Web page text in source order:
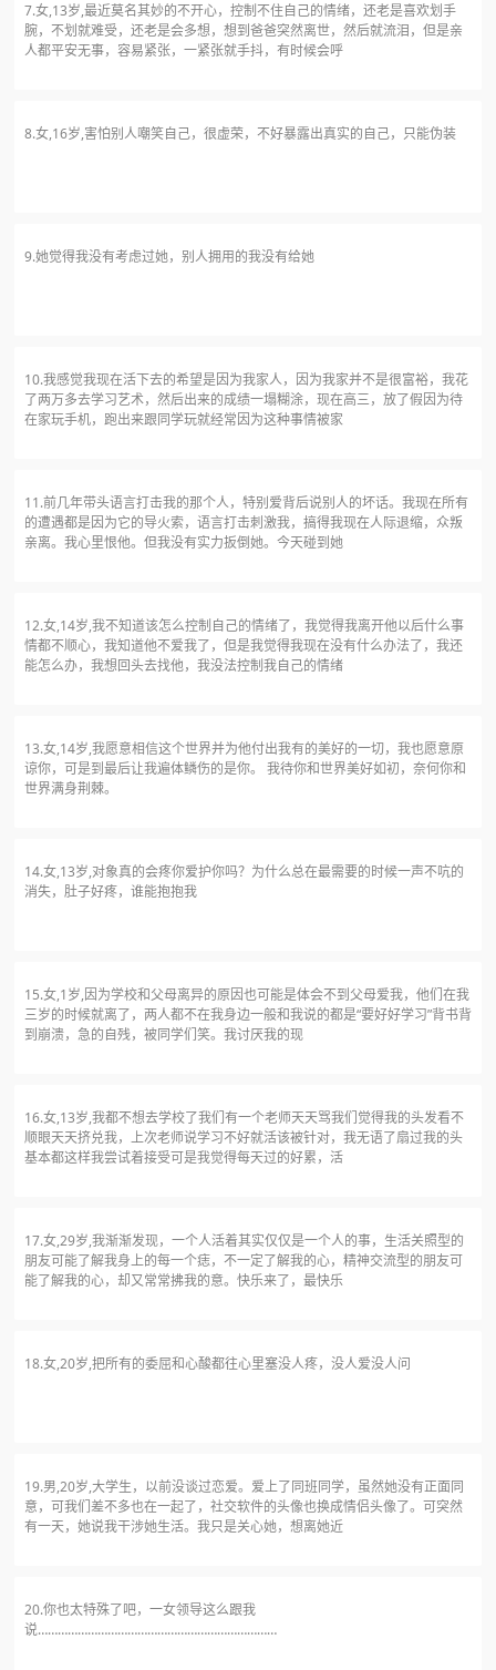
7.女,13岁,最近莫名其妙的不开心，控制不住自己的情绪，还老是喜欢划手
腕，不划就难受，还老是会多想，想到爸爸突然离世，然后就流泪，但是亲
人都平安无事，容易紧张，一紧张就手抖，有时候会呼
8.女,16岁,害怕别人嘲笑自己，很虚荣，不好暴露出真实的自己，只能伪装
9.她觉得我没有考虑过她，别人拥用的我没有给她
10.我感觉我现在活下去的希望是因为我家人，因为我家并不是很富裕，我花
了两万多去学习艺术，然后出来的成绩一塌糊涂，现在高三，放了假因为待
在家玩手机，跑出来跟同学玩就经常因为这种事情被家
11.前几年带头语言打击我的那个人，特别爱背后说别人的坏话。我现在所有
的遭遇都是因为它的导火索，语言打击刺激我，搞得我现在人际退缩，众叛
亲离。我心里恨他。但我没有实力扳倒她。今天碰到她
12.女,14岁,我不知道该怎么控制自己的情绪了，我觉得我离开他以后什么事
情都不顺心，我知道他不爱我了，但是我觉得我现在没有什么办法了，我还
能怎么办，我想回头去找他，我没法控制我自己的情绪
13.女,14岁,我愿意相信这个世界并为他付出我有的美好的一切，我也愿意原
谅你，可是到最后让我遍体鳞伤的是你。 我待你和世界美好如初，奈何你和
世界满身荆棘。
14.女,13岁,对象真的会疼你爱护你吗？为什么总在最需要的时候一声不吭的
消失，肚子好疼，谁能抱抱我
15.女,1岁,因为学校和父母离异的原因也可能是体会不到父母爱我，他们在我
三岁的时候就离了，两人都不在我身边一般和我说的都是“要好好学习”背书背
到崩溃，急的自残，被同学们笑。我讨厌我的现
16.女,13岁,我都不想去学校了我们有一个老师天天骂我们觉得我的头发看不
顺眼天天挤兑我，上次老师说学习不好就活该被针对，我无语了扇过我的头
基本都这样我尝试着接受可是我觉得每天过的好累，活
17.女,29岁,我渐渐发现，一个人活着其实仅仅是一个人的事，生活关照型的
朋友可能了解我身上的每一个痣，不一定了解我的心，精神交流型的朋友可
能了解我的心，却又常常拂我的意。快乐来了，最快乐
18.女,20岁,把所有的委屈和心酸都往心里塞没人疼，没人爱没人问
19.男,20岁,大学生，以前没谈过恋爱。爱上了同班同学，虽然她没有正面同
意，可我们差不多也在一起了，社交软件的头像也换成情侣头像了。可突然
有一天，她说我干涉她生活。我只是关心她，想离她近
20.你也太特殊了吧，一女领导这么跟我
说………………………………………………………………